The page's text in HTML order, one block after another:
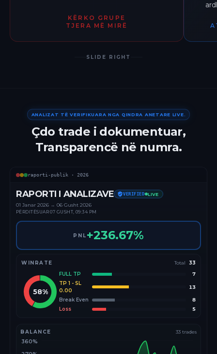
KËRKO GRUPE
TJERA MË MIRË
SLIDE RIGHT
ANALIZAT TË VERIFIKUARA NGA QINDRA ANETARE LIVE.
Çdo trade i dokumentuar,
Transparencë në numra.
raporti-publik · 2026
RAPORTI I ANALIZAVE VERIFIED LIVE
01 Janar 2026 → 06 Gusht 2026
PËRDITËSUAR07 GUSHT, 09:34 PM
PNL +236.67%
WINRATE Total 33
58%
FULL TP
7
TP 1 - SL
0.00
13
Break Even
8
Loss
5
BALANCE 33 trades
360%